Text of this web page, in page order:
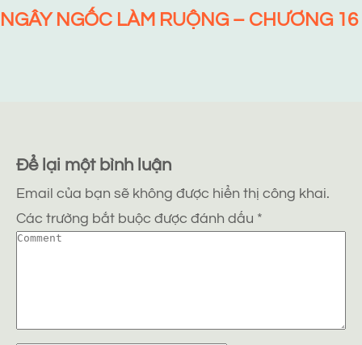
NGÂY NGỐC LÀM RUỘNG – CHƯƠNG 16
Để lại một bình luận
Email của bạn sẽ không được hiển thị công khai.
Các trường bắt buộc được đánh dấu *